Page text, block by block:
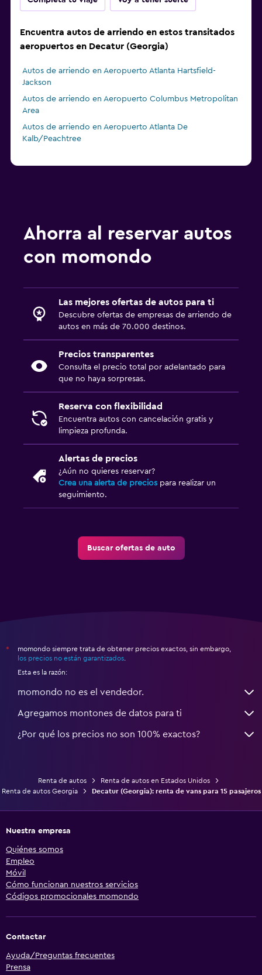
Encuentra autos de arriendo en estos transitados
aeropuertos en Decatur (Georgia)
Autos de arriendo en Aeropuerto Atlanta Hartsfield-
Jackson
Autos de arriendo en Aeropuerto Columbus Metropolitan
Area
Autos de arriendo en Aeropuerto Atlanta De
Kalb/Peachtree
Ahorra al reservar autos
con momondo
Las mejores ofertas de autos para ti
Descubre ofertas de empresas de arriendo de
autos en más de 70.000 destinos.
Precios transparentes
Consulta el precio total por adelantado para
que no haya sorpresas.
Reserva con flexibilidad
Encuentra autos con cancelación gratis y
limpieza profunda.
Alertas de precios
¿Aún no quieres reservar?
Crea una alerta de precios para realizar un
seguimiento.
Buscar ofertas de auto
*
momondo siempre trata de obtener precios exactos, sin embargo,
los precios no están garantizados
Esta es la razón:
momondo no es el vendedor.
Agregamos montones de datos para ti
¿Por qué los precios no son 100% exactos?
Renta de autos
Renta de autos en Estados Unidos
Renta de autos Georgia
Decatur (Georgia): renta de vans para 15 pasajeros
Nuestra empresa
Quiénes somos
Empleo
Móvil
Cómo funcionan nuestros servicios
Códigos promocionales momondo
Contactar
Ayuda/Preguntas frecuentes
Prensa